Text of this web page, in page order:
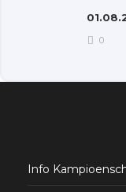
0
Info